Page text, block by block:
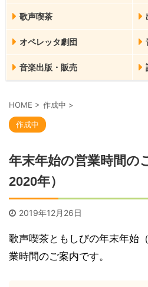
歌声喫茶
オペレッタ劇団
音楽出版・販売
HOME > 作成中 >
作成中
年末年始の営業時間の
2020年）
2019年12月26日
歌声喫茶ともしびの年末年始
業時間のご案内です。